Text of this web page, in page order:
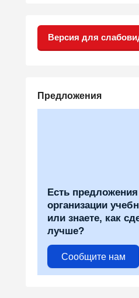
Версия для
Предложения
Есть
организации
или знаете, как
лучше?
Сообщите нам